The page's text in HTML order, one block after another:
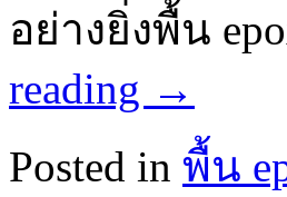
อย่างยิ่งพื้น
reading →
Posted in พื้น